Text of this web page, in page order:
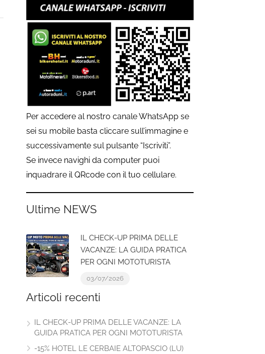
Per accedere al nostro canale WhatsApp se
sei su mobile basta cliccare sull’immagine e
successivamente sul pulsante “Iscriviti”.
Se invece navighi da computer puoi
inquadrare il QRcode con il tuo cellulare.
Ultime NEWS
IL CHECK-UP PRIMA DELLE
VACANZE: LA GUIDA PRATICA
PER OGNI MOTOTURISTA
03/07/2026
Articoli recenti
IL CHECK-UP PRIMA DELLE VACANZE: LA
GUIDA PRATICA PER OGNI MOTOTURISTA
-15% HOTEL LE CERBAIE ALTOPASCIO (LU)